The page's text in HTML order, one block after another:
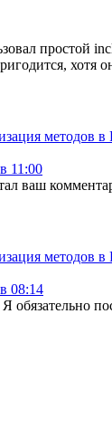
простой
хотя
методов в
11:00
ваш
методов в
08:14